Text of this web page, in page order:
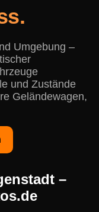
Umgebung –
und Zustände
Geländewagen,
–